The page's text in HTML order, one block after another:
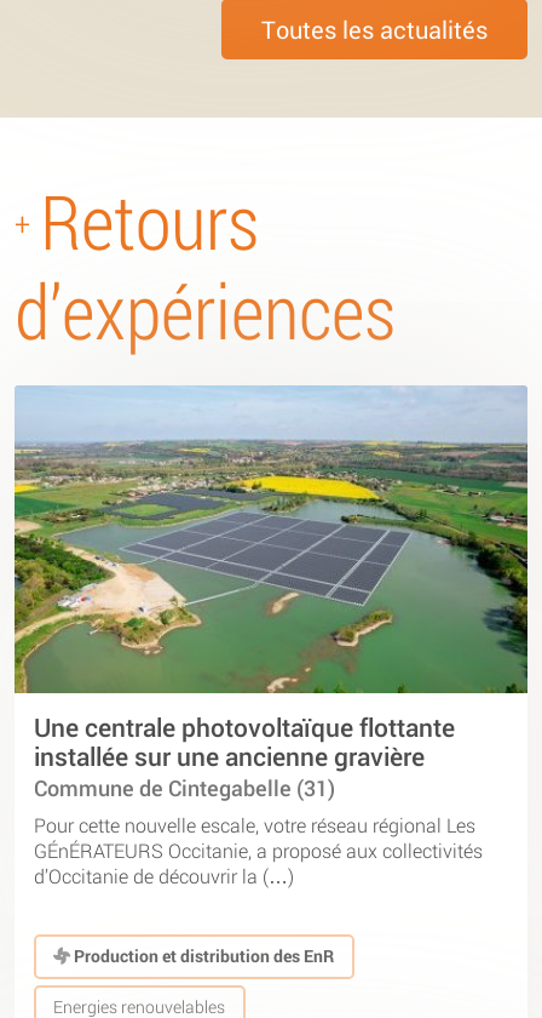
Toutes les actualités
+ Retours
d’expériences
Une centrale photovoltaïque flottante
installée sur une ancienne gravière
Commune de Cintegabelle (31)
Pour cette nouvelle escale, votre réseau régional Les
GÉnÉRATEURS Occitanie, a proposé aux collectivités
d’Occitanie de découvrir la (…)
Production et distribution des EnR
Energies renouvelables